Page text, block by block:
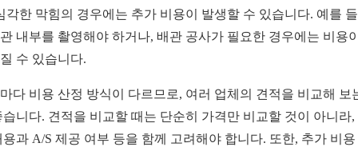
각한 막힘의 경우에는 추가 비용이 발생할 수 있습니다. 예를
내부를 촬영해야 하거나, 배관 공사가 필요한 경우에는 비용
수 있습니다.
다 비용 산정 방식이 다르므로, 여러 업체의 견적을 비교해 보
습니다. 견적을 비교할 때는 단순히 가격만 비교할 것이 아니라,
용과 A/S 제공 여부 등을 함께 고려해야 합니다. 또한, 추가 비용